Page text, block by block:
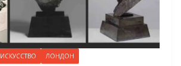
ИСКУССТВО ЛОНДОН